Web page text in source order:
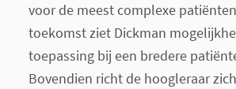
voor de meest complexe
toekomst ziet Dickman
toepassing bij een bredere
Bovendien richt de hoogleraar